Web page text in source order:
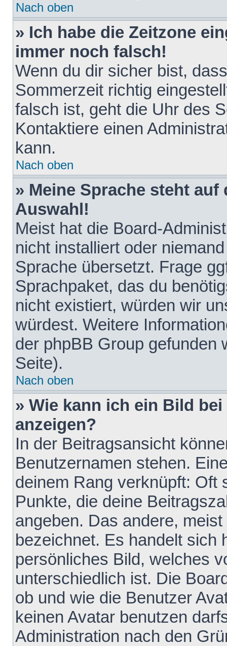
Nach oben
» Ich habe die Zeitzone
immer noch falsch!
Wenn du dir sicher bist,
Sommerzeit richtig
falsch ist, geht die Uhr des
Kontaktiere einen
kann.
Nach oben
» Meine Sprache steht
Auswahl!
Meist hat die Board-
nicht installiert oder
Sprache übersetzt. Frage
Sprachpaket, das du
nicht existiert, würden wir
würdest. Weitere
der phpBB Group gefunden
Seite).
Nach oben
» Wie kann ich ein Bild
anzeigen?
In der Beitragsansicht
Benutzernamen stehen.
deinem Rang verknüpft: Oft
Punkte, die deine
angeben. Das andere,
bezeichnet. Es handelt sich
persönliches Bild, welches
unterschiedlich ist. Die
ob und wie die Benutzer
keinen Avatar benutzen
Administration nach den